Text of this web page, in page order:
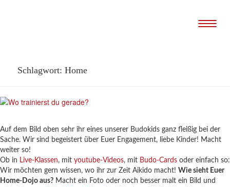
Schlagwort:Home
Auf dem Bild oben sehr ihr eines unserer Budokids ganz fleißig bei der
Sache. Wir sind begeistert über Euer Engagement, liebe Kinder! Macht
weiter so!
Ob in Live-Klassen, mit youtube-Videos, mit Budo-Cards oder einfach so:
Wir möchten gern wissen, wo ihr zur Zeit Aikido macht! Wie sieht Euer
Home-Dojo aus? Macht ein Foto oder noch besser malt ein Bild und